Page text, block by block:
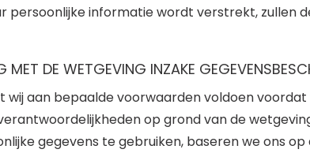
persoonlijke informatie wordt verstrekt, zullen
DE WETGEVING INZAKE
aan bepaalde voorwaarden voldoen
op grond van de
gegevens te gebruiken, baseren we ons